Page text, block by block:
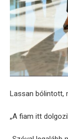
Lassan bólintott,
„A fiam itt